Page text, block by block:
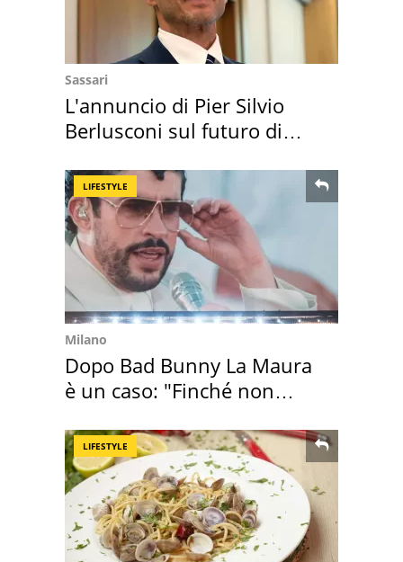
Sassari
L'annuncio di Pier Silvio
Berlusconi sul futuro di
LIFESTYLE
Milano
Dopo Bad Bunny La Maura
è un caso: "Finché non
LIFESTYLE